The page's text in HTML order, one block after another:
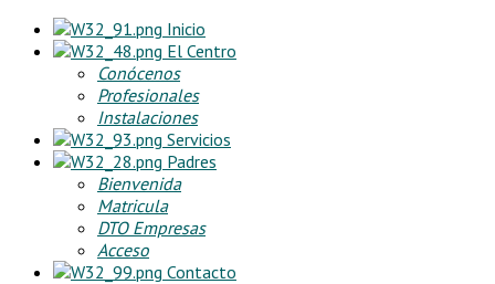
Inicio
El Centro
Conócenos
Profesionales
Instalaciones
Servicios
Padres
Bienvenida
Matricula
DTO Empresas
Acceso
Contacto